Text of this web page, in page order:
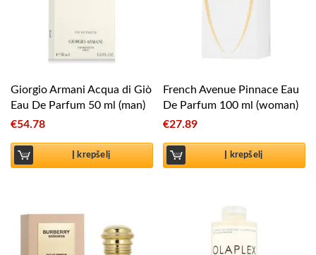
Giorgio Armani Acqua di Giò
Eau De Parfum 50 ml (man)
€54.78
Į krepšelį
French Avenue Pinnace Eau
De Parfum 100 ml (woman)
€27.89
Į krepšelį